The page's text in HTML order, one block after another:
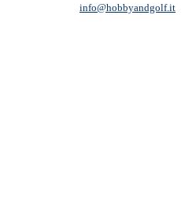
info@hobbyandgolf.it